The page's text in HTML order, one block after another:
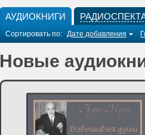
АУДИОКНИГИ
Сортировать по: Дате добавления
Новые